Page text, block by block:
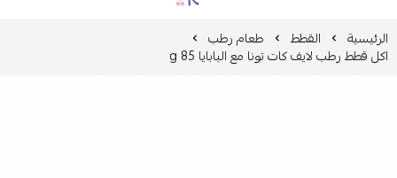
الرئيسية القطط طعام رطب
اكل قطط رطب لايف كات تونا مع البابايا 85 g